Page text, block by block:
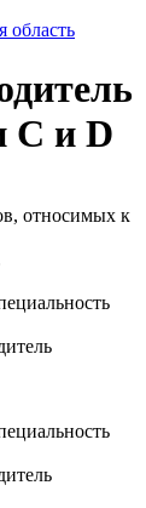
область
С и D
относимых к